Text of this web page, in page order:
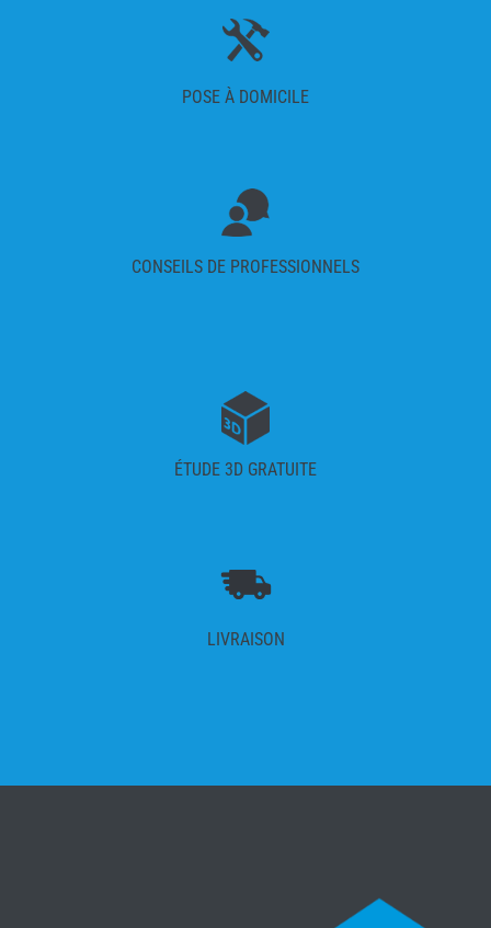
POSE À DOMICILE
CONSEILS DE PROFESSIONNELS
ÉTUDE 3D GRATUITE
LIVRAISON